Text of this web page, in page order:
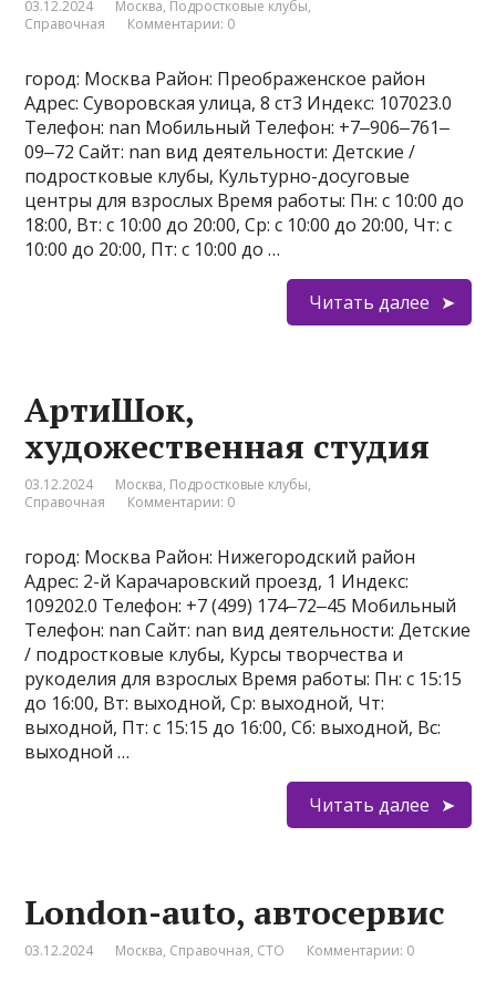
03.12.2024 Москва, Подростковые клубы,
Справочная
Комментарии: 0
город: Москва Район: Преображенское район
Адрес: Суворовская улица, 8 ст3 Индекс: 107023.0
Телефон: nan Мобильный Телефон: +7‒906‒761‒
09‒72 Сайт: nan вид деятельности: Детские /
подростковые клубы, Культурно-досуговые
центры для взрослых Время работы: Пн: с 10:00 до
18:00, Вт: с 10:00 до 20:00, Ср: с 10:00 до 20:00, Чт: с
10:00 до 20:00, Пт: с 10:00 до …
Читать далее
АртиШок,
художественная студия
03.12.2024 Москва, Подростковые клубы,
Справочная
Комментарии: 0
город: Москва Район: Нижегородский район
Адрес: 2-й Карачаровский проезд, 1 Индекс:
109202.0 Телефон: +7 (499) 174‒72‒45 Мобильный
Телефон: nan Сайт: nan вид деятельности: Детские
/ подростковые клубы, Курсы творчества и
рукоделия для взрослых Время работы: Пн: с 15:15
до 16:00, Вт: выходной, Ср: выходной, Чт:
выходной, Пт: с 15:15 до 16:00, Сб: выходной, Вс:
выходной …
Читать далее
London-auto, автосервис
03.12.2024 Москва, Справочная, СТО Комментарии: 0